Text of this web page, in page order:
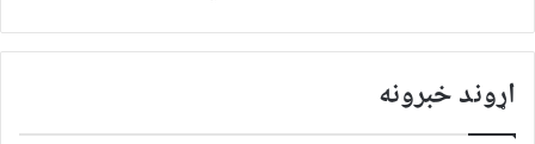
اړوند خبرونه